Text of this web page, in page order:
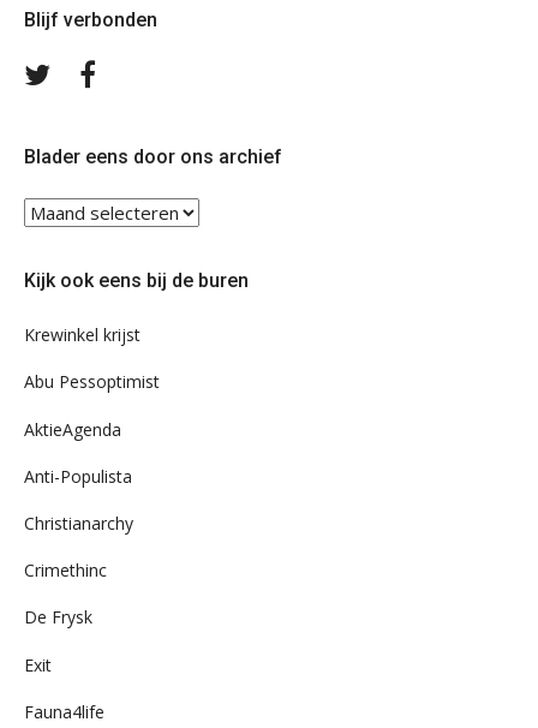
Blijf verbonden
Volg
Blader eens door ons archief
Blader
ons
Kijk ook eens bij de buren
Krewinkel krijst
Abu Pessoptimist
AktieAgenda
Anti-Populista
Christianarchy
Crimethinc
De Frysk
Exit
Fauna4life